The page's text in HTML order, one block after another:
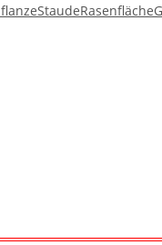
StaudeRasenfläche